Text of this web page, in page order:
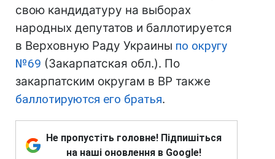
свою кандидатуру на выборах
народных депутатов и баллотируется
в Верховную Раду Украины по округу
№69 (Закарпатская обл.). По
закарпатским округам в ВР также
баллотируются его братья.
Не пропустіть головне! Підпишіться
на наші оновлення в Google!